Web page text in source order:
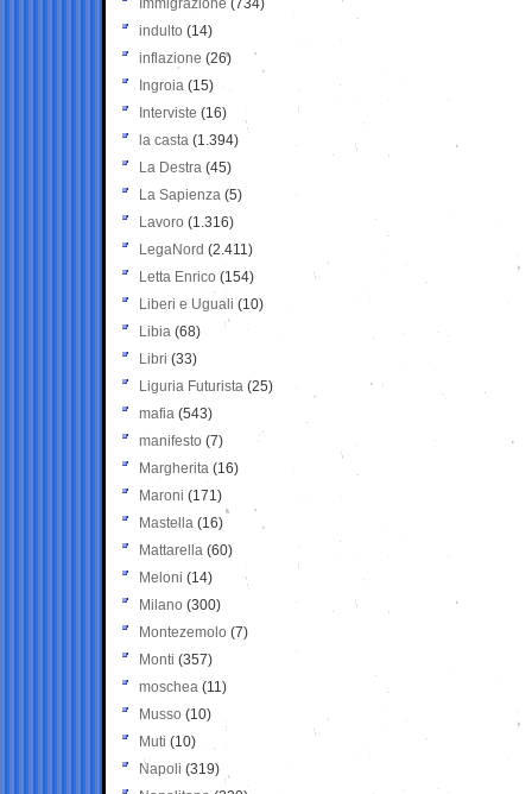
Immigrazione (734)
indulto (14)
inflazione (26)
Ingroia (15)
Interviste (16)
la casta (1.394)
La Destra (45)
La Sapienza (5)
Lavoro (1.316)
LegaNord (2.411)
Letta Enrico (154)
Liberi e Uguali (10)
Libia (68)
Libri (33)
Liguria Futurista (25)
mafia (543)
manifesto (7)
Margherita (16)
Maroni (171)
Mastella (16)
Mattarella (60)
Meloni (14)
Milano (300)
Montezemolo (7)
Monti (357)
moschea (11)
Musso (10)
Muti (10)
Napoli (319)